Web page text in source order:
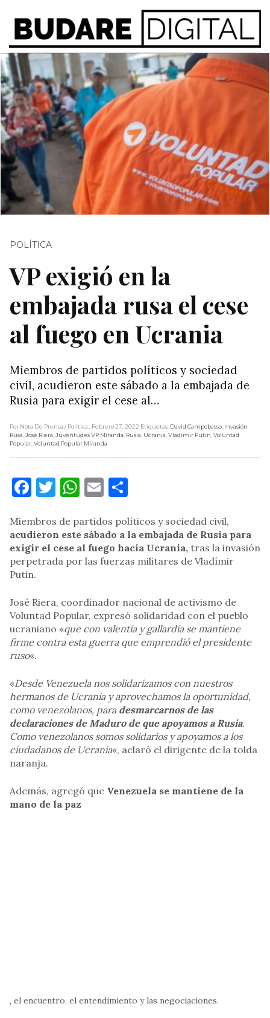
POLÍTICA
VP exigió en la
embajada rusa el cese
al fuego en Ucrania
Miembros de partidos políticos y sociedad
civil, acudieron este sábado a la embajada de
Rusia para exigir el cese al…
Por Nota De Prensa / Política , Febrero 27, 2022 Etiquetas: David Campobasso, Invasión
Rusa,José Riera,Juventudes VP Miranda, Rusia, Ucrania,Vladímir Putin,Voluntad
Popular,Voluntad Popular Miranda
Facebook
Twitter
WhatsApp
Email
Miembros de partidos políticos y sociedad civil,
acudieron este sábado a la embajada de Rusia para
exigir el cese al fuego hacia Ucrania, tras la invasión
perpetrada por las fuerzas militares de Vladímir
Putin.
José Riera, coordinador nacional de activismo de
Voluntad Popular, expresó solidaridad con el pueblo
ucraniano «que con valentía y gallardía se mantiene
firme contra esta guerra que emprendió el presidente
ruso«.
«Desde Venezuela nos solidarizamos con nuestros
hermanos de Ucrania y aprovechamos la oportunidad,
como venezolanos, para desmarcarnos de las
declaraciones de Maduro de que apoyamos a Rusia.
Como venezolanos somos solidarios y apoyamos a los
ciudadanos de Ucrania«, aclaró el dirigente de la tolda
naranja.
Además, agregó que Venezuela se mantiene de la
mano de la paz
, el encuentro, el entendimiento y las negociaciones.